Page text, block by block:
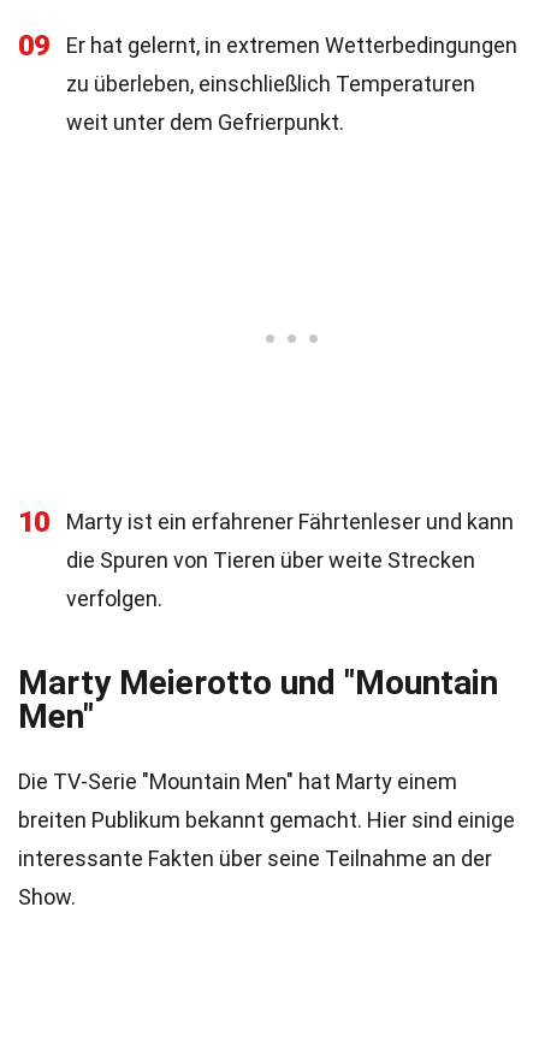
09
Er hat gelernt, in extremen Wetterbedingungen
zu überleben, einschließlich Temperaturen
weit unter dem Gefrierpunkt.
10
Marty ist ein erfahrener Fährtenleser und kann
die Spuren von Tieren über weite Strecken
verfolgen.
Marty Meierotto und "Mountain
Men"
Die TV-Serie "Mountain Men" hat Marty einem
breiten Publikum bekannt gemacht. Hier sind einige
interessante Fakten über seine Teilnahme an der
Show.